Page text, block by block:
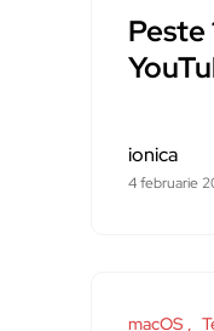
ionica
4 februarie
macOS